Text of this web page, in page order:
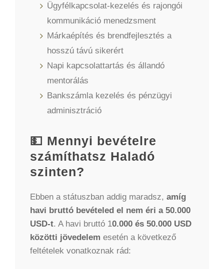
Ügyfélkapcsolat-kezelés és rajongói
kommunikáció menedzsment
Márkaépítés és brendfejlesztés a
hosszú távú sikerért
Napi kapcsolattartás és állandó
mentorálás
Bankszámla kezelés és pénzügyi
adminisztráció
💵 Mennyi bevételre
számíthatsz Haladó
szinten?
Ebben a státuszban addig maradsz, amíg
havi bruttó bevételed el nem éri a 50.000
USD-t. A havi bruttó 10.000 és 50.000 USD
közötti jövedelem esetén a következő
feltételek vonatkoznak rád: